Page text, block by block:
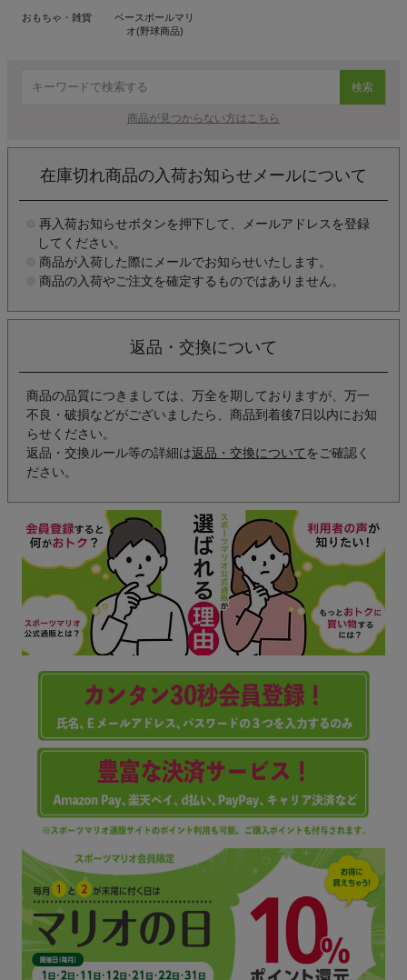
おもちゃ・雑貨
ベースボールマリ
オ(野球商品)
検索
商品が見つからない方はこちら
在庫切れ商品の入荷お知らせメールについて
再入荷お知らせボタンを押下して、メールアドレスを登録
してください。
商品が入荷した際にメールでお知らせいたします。
商品の入荷やご注文を確定するものではありません。
返品・交換について
商品の品質につきましては、万全を期しておりますが、万一
不良・破損などがございましたら、商品到着後7日以内にお知
らせください。
返品・交換ルール等の詳細は返品・交換について をご確認く
ださい。